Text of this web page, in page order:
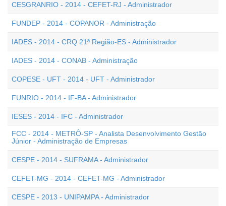
CESGRANRIO - 2014 - CEFET-RJ - Administrador
FUNDEP - 2014 - COPANOR - Administração
IADES - 2014 - CRQ 21ª Região-ES - Administrador
IADES - 2014 - CONAB - Administração
COPESE - UFT - 2014 - UFT - Administrador
FUNRIO - 2014 - IF-BA - Administrador
IESES - 2014 - IFC - Administrador
FCC - 2014 - METRÔ-SP - Analista Desenvolvimento Gestão
Júnior - Administração de Empresas
CESPE - 2014 - SUFRAMA - Administrador
CEFET-MG - 2014 - CEFET-MG - Administrador
CESPE - 2013 - UNIPAMPA - Administrador